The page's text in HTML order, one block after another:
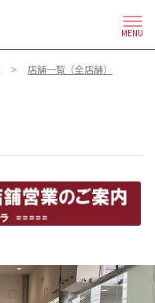
MENU
店舗一覧（全店舗）